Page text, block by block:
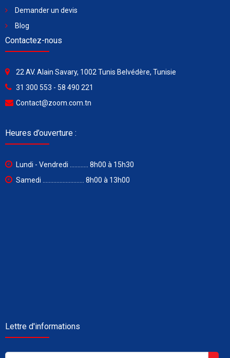
Demander un devis
Blog
Contactez-nous
22 AV. Alain Savary, 1002 Tunis Belvédère, Tunisie
31 300 553 - 58 490 221
Contact@zoom.com.tn
Heures d’ouverture :
Lundi - Vendredi ............ 8h00 à 15h30
Samedi ........................... 8h00 à 13h00
Lettre d'informations